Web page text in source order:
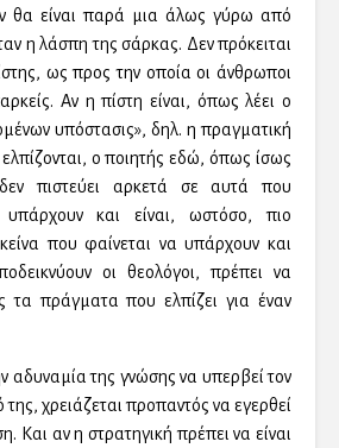
θα είναι παρά μια άλως γύρω από
η λάσπη της σάρκας. Δεν πρόκειται
ως προς την οποία οι άνθρωποι
Αν η πίστη είναι, όπως λέει ο
υπόστασις», δηλ. η πραγματική
ο ποιητής εδώ, όπως ίσως
πιστεύει αρκετά σε αυτά που
και είναι, ωστόσο, πιο
που φαίνεται να υπάρχουν και
οι θεολόγοι, πρέπει να
τα πράγματα που ελπίζει για έναν
αδυναμία της γνώσης να υπερβεί τον
χρειάζεται προπαντός να εγερθεί
Και αν η στρατηγική πρέπει να είναι